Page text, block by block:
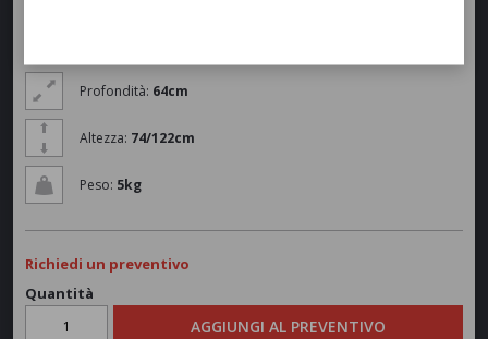
Profondità: 64cm
Altezza: 74/122cm
Peso: 5kg
Richiedi un preventivo
Quantità
AGGIUNGI AL PREVENTIVO